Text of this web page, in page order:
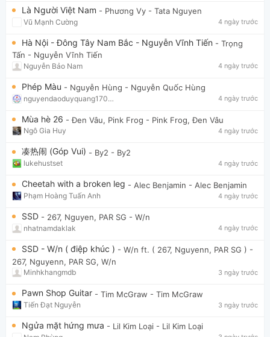
Là Người Việt Nam - Phương Vy - Tata Nguyen
Vũ Mạnh Cường 4 ngày trước
Hà Nội - Đông Tây Nam Bắc - Nguyễn Vĩnh Tiến - Trọng
Tấn - Nguyễn Vĩnh Tiến
Nguyễn Bảo Nam 4 ngày trước
Phép Màu - Nguyễn Hùng - Nguyễn Quốc Hùng
nguyendaoduyquang17021 4 ngày trước
Mùa hè 26 - Đen Vâu, Pink Frog - Pink Frog, Đen Vâu
Ngô Gia Huy 4 ngày trước
凑热闹 (Góp Vui) - By2 - By2
lukehustset 4 ngày trước
Cheetah with a broken leg - Alec Benjamin - Alec Benjamin
Phạm Hoàng Tuấn Anh 4 ngày trước
SSD - 267, Nguyen, PAR SG - W/n
nhatnamdaklak 4 ngày trước
SSD - W/n ( điệp khúc ) - W/n ft. ( 267, Nguyenn, PAR SG ) -
267, Nguyenn, PAR SG, W/n
Minhkhangmdb 3 ngày trước
Pawn Shop Guitar - Tim McGraw - Tim McGraw
Tiến Đạt Nguyễn 3 ngày trước
Ngửa mặt hứng mưa - Lil Kim Loại - Lil Kim Loại